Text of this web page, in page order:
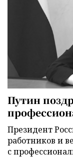
Путин
Президент
работников и
с